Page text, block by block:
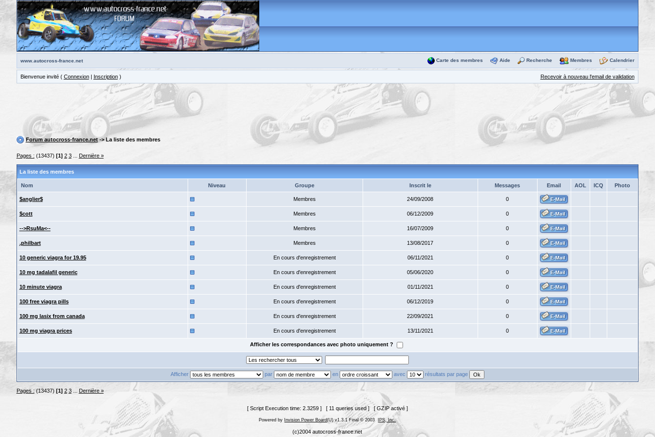
www.autocross-france.net Carte des membres Aide Recherche Membres Calendrier
Bienvenue invité ( Connexion| Inscription) Recevoir à nouveau l'email de validation
Forum autocross-france.net-> La liste des membres
Pages : (13437) [1] 2 3... Dernière »
La liste des membres
Nom Niveau Groupe Inscrit le Messages Email AOL ICQ Photo
$anglier$ Membres 24/09/2008 0
$cott Membres 06/12/2009 0
-->RsuMa<-- Membres 16/07/2009 0
.philbart Membres 13/08/2017 0
10 generic viagra for 19.95 En cours d'enregistrement 06/11/2021 0
10 mg tadalafil generic En cours d'enregistrement 05/06/2020 0
10 minute viagra En cours d'enregistrement 01/11/2021 0
100 free viagra pills En cours d'enregistrement 06/12/2019 0
100 mg lasix from canada En cours d'enregistrement 22/09/2021 0
100 mg viagra prices En cours d'enregistrement 13/11/2021 0
Afficher les correspondances avec photo uniquement ?
Afficher par en avec résultats par page
Pages : (13437) [1] 2 3... Dernière »
[ Script Execution time: 2.3259 ] [ 11 queries used ] [ GZIP activé ]
Powered by Invision Power Board(U) v1.3.1 Final © 2003 IPS, Inc.
(c)2004 autocross-france.net